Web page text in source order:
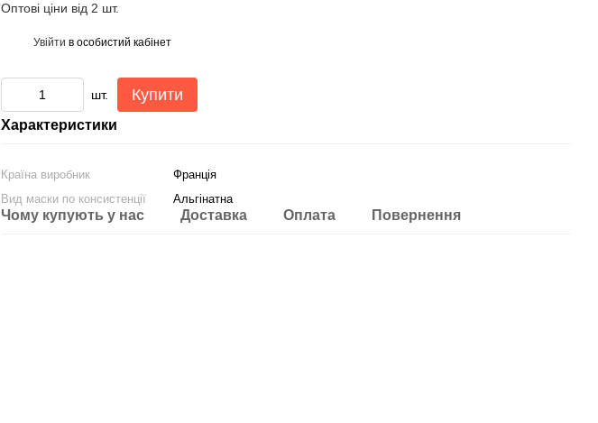
Оптові ціни від 2 шт.
Увійти в особистий кабінет
шт. Купити
Характеристики
Країна виробник
Франція
Вид маски по консистенції
Альгінатна
Чому купують у нас Доставка Оплата Повернення